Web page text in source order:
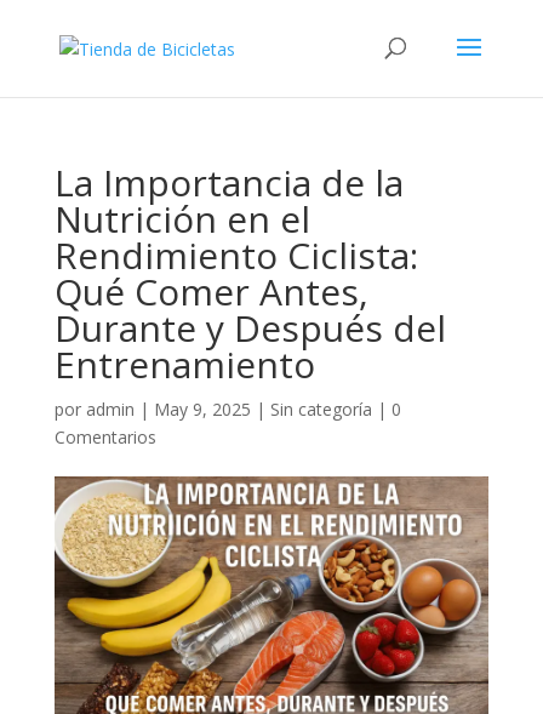
La Importancia de la
Nutrición en el
Rendimiento Ciclista:
Qué Comer Antes,
Durante y Después del
Entrenamiento
por admin | May 9, 2025 | Sin categoría | 0
Comentarios